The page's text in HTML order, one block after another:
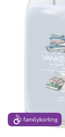
familykorting